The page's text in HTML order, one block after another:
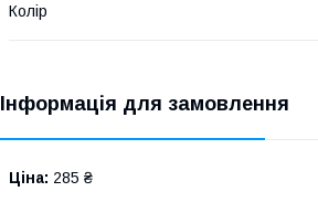
Колір
Інформація для замовлення
Ціна: 285 ₴